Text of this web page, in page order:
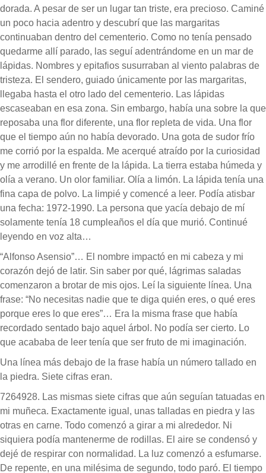
dorada. A pesar de ser un lugar tan triste, era precioso. Caminé
un poco hacia adentro y descubrí que las margaritas
continuaban dentro del cementerio. Como no tenía pensado
quedarme allí parado, las seguí adentrándome en un mar de
lápidas. Nombres y epitafios susurraban al viento palabras de
tristeza. El sendero, guiado únicamente por las margaritas,
llegaba hasta el otro lado del cementerio. Las lápidas
escaseaban en esa zona. Sin embargo, había una sobre la que
reposaba una flor diferente, una flor repleta de vida. Una flor
que el tiempo aún no había devorado. Una gota de sudor frío
me corrió por la espalda. Me acerqué atraído por la curiosidad
y me arrodillé en frente de la lápida. La tierra estaba húmeda y
olía a verano. Un olor familiar. Olía a limón. La lápida tenía una
fina capa de polvo. La limpié y comencé a leer. Podía atisbar
una fecha: 1972-1990. La persona que yacía debajo de mí
solamente tenía 18 cumpleaños el día que murió. Continué
leyendo en voz alta…
“Alfonso Asensio”… El nombre impactó en mi cabeza y mi
corazón dejó de latir. Sin saber por qué, lágrimas saladas
comenzaron a brotar de mis ojos. Leí la siguiente línea. Una
frase: “No necesitas nadie que te diga quién eres, o qué eres
porque eres lo que eres”… Era la misma frase que había
recordado sentado bajo aquel árbol. No podía ser cierto. Lo
que acababa de leer tenía que ser fruto de mi imaginación.
Una línea más debajo de la frase había un número tallado en
la piedra. Siete cifras eran.
7264928. Las mismas siete cifras que aún seguían tatuadas en
mi muñeca. Exactamente igual, unas talladas en piedra y las
otras en carne. Todo comenzó a girar a mi alrededor. Ni
siquiera podía mantenerme de rodillas. El aire se condensó y
dejé de respirar con normalidad. La luz comenzó a esfumarse.
De repente, en una milésima de segundo, todo paró. El tiempo